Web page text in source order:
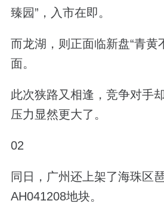
臻园”，入市在即。
而龙湖，则正面临新盘“青黄
面。
此次狭路又相逢，竞争对手
压力显然更大了。
02
同日，广州还上架了海珠区
AH041208地块。